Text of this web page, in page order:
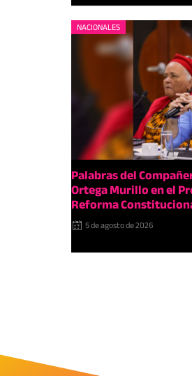
NACIONALES
Palabras del
Ortega Murillo en el
Reforma
5 de agosto de 2026